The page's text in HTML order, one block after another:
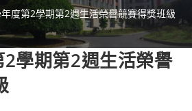
度第2學期第2週生活榮譽競賽得獎班級
學期第2週生活榮譽